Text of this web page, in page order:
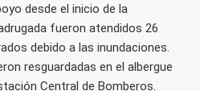
desde el inicio de la
fueron atendidos 26
debido a las inundaciones.
resguardadas en el albergue
Central de Bomberos.